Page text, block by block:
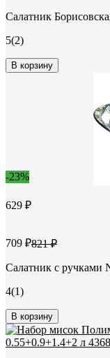
Салатник
5(2)
В корзину
-23%
629 ₽
709 ₽821 ₽
Салатник с ручками
4(1)
В корзину